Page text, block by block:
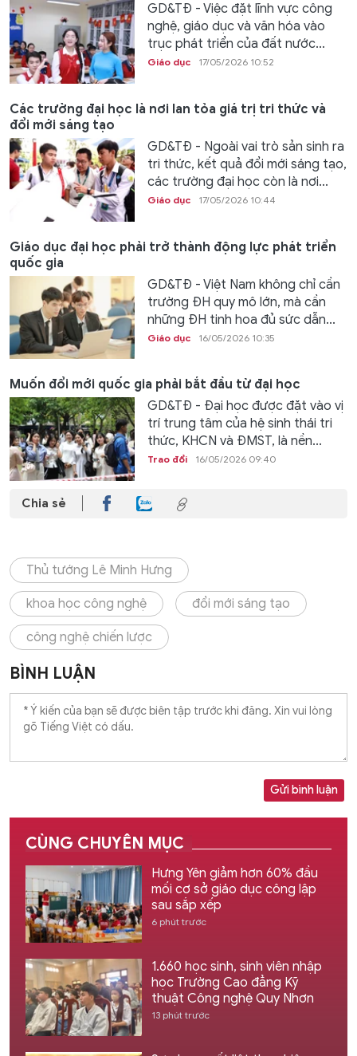
GD&TĐ - Việc đặt lĩnh vực công
nghệ, giáo dục và văn hóa vào
trục phát triển của đất nước...
Giáo dục 17/05/2026 10:52
Các trường đại học là nơi lan tỏa giá trị tri thức và
đổi mới sáng tạo
GD&TĐ - Ngoài vai trò sản sinh ra
tri thức, kết quả đổi mới sáng tạo,
các trường đại học còn là nơi...
Giáo dục 17/05/2026 10:44
Giáo dục đại học phải trở thành động lực phát triển
quốc gia
GD&TĐ - Việt Nam không chỉ cần
trường ĐH quy mô lớn, mà cần
những ĐH tinh hoa đủ sức dẫn...
Giáo dục 16/05/2026 10:35
Muốn đổi mới quốc gia phải bắt đầu từ đại học
GD&TĐ - Đại học được đặt vào vị
trí trung tâm của hệ sinh thái tri
thức, KHCN và ĐMST, là nền...
Trao đổi 16/05/2026 09:40
Chia sẻ
Thủ tướng Lê Minh Hưng
khoa học công nghệ đổi mới sáng tạo
công nghệ chiến lược
BÌNH LUẬN
Gửi bình luận
CÙNG CHUYÊN MỤC
Hưng Yên giảm hơn 60% đầu
mối cơ sở giáo dục công lập
sau sắp xếp
6 phút trước
1.660 học sinh, sinh viên nhập
học Trường Cao đẳng Kỹ
thuật Công nghệ Quy Nhơn
13 phút trước